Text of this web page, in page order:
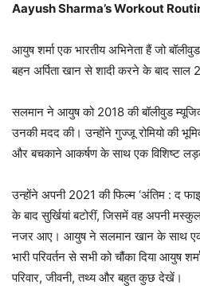
Aayush Sharma’s Workout
आयुष शर्मा एक भारतीय अभिनेता हैं जो
बहन अर्पिता खान से शादी करने के बाद
सलमान ने आयुष को 2018 की बॉलीवुड
उनकी मदद की। उन्होंने गुज्जू रोमियो की
और बचकाने आकर्षण के साथ एक विशिष्ट
उन्होंने अपनी 2021 की फिल्म ‘अंतिम : द
के बाद सुर्खियां बटोरीं, जिसमें वह अपनी
नजर आए। आयुष ने सलमान खान के साथ
भारी परिवर्तन से सभी को चौंका दिया आयुष
परिवार, जीवनी, तथ्य और बहुत कुछ देखें।